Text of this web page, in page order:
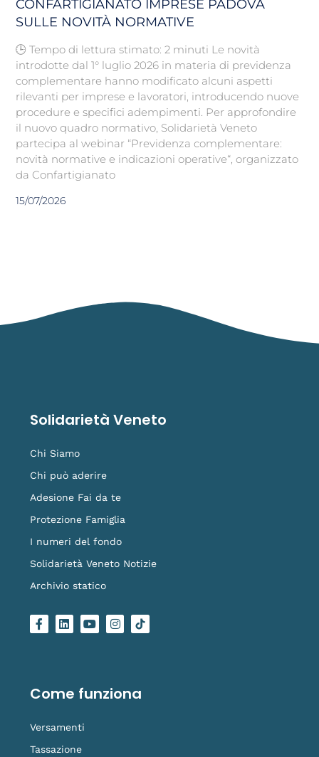
CONFARTIGIANATO IMPRESE PADOVA
SULLE NOVITÀ NORMATIVE
🕒 Tempo di lettura stimato: 2 minuti Le novità
introdotte dal 1° luglio 2026 in materia di previdenza
complementare hanno modificato alcuni aspetti
rilevanti per imprese e lavoratori, introducendo nuove
procedure e specifici adempimenti. Per approfondire
il nuovo quadro normativo, Solidarietà Veneto
partecipa al webinar “Previdenza complementare:
novità normative e indicazioni operative“, organizzato
da Confartigianato
15/07/2026
Solidarietà Veneto
Chi Siamo
Chi può aderire
Adesione Fai da te
Protezione Famiglia
I numeri del fondo
Solidarietà Veneto Notizie
Archivio statico
F
a
o
k
L
i
i
n
Y
o
e
I
n
r
a
L
o
i
k
Come funziona
Versamenti
Tassazione